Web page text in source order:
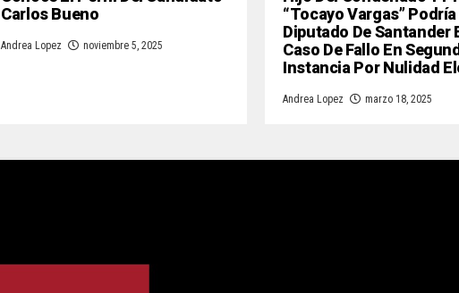
Carlos Bueno
Andrea Lopez noviembre 5, 2025
“Tocayo Vargas”
Diputado De Santander
Caso De Fallo En
Instancia Por Nulidad
Andrea Lopez marzo 18, 2025